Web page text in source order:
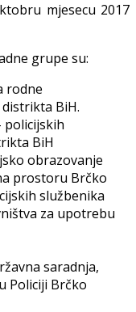
mjesecu 2017
grupe su:
rodne
BiH.
BiH
obrazovanje
prostoru Brčko
službenika
za upotrebu
saradnja,
Policiji Brčko